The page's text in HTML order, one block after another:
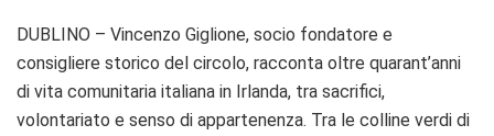
DUBLINO – Vincenzo Giglione, socio fondatore e
consigliere storico del circolo, racconta oltre quarant’anni
di vita comunitaria italiana in Irlanda, tra sacrifici,
volontariato e senso di appartenenza. Tra le colline verdi di